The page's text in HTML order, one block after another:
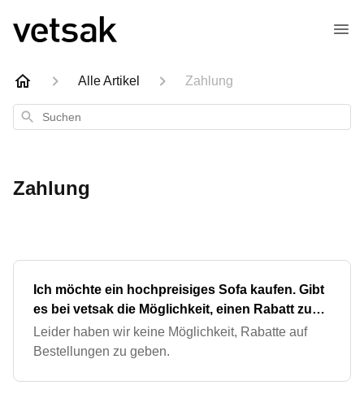
Alle Artikel Zahlung
Suchen
Zahlung
Ich möchte ein hochpreisiges Sofa kaufen. Gibt
es bei vetsak die Möglichkeit, einen Rabatt zu
erhalten?
Leider haben wir keine Möglichkeit, Rabatte auf
Bestellungen zu geben.